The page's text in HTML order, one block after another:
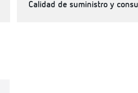
Calidad de suministro y